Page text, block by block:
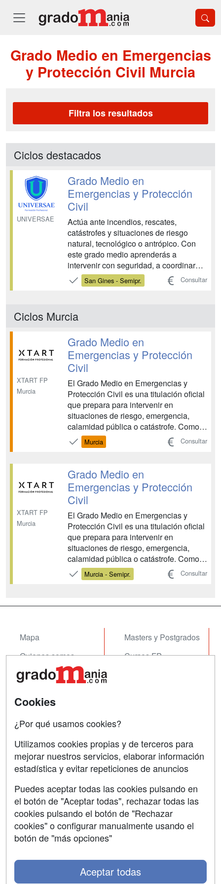
Grado Medio en Emergencias
y Protección Civil Murcia
Filtra los resultados
Ciclos destacados
UNIVERSAE
Grado Medio en
Emergencias y Protección
Civil
Actúa ante incendios, rescates,
catástrofes y situaciones de riesgo
natural, tecnológico o antrópico. Con
este grado medio aprenderás a
intervenir con seguridad, a coordinar
equipos y a aplicar protocolos reales de
actuación en todo tipo de entornos
San Gines - Semipr. Consultar
Ciclos Murcia
XTART FP
Murcia
Grado Medio en
Emergencias y Protección
Civil
El Grado Medio en Emergencias y
Protección Civil es una titulación oficial
que prepara para intervenir en
situaciones de riesgo, emergencia,
calamidad pública o catástrofe. Como
Técnico en Emergencias y Protección
Civil aprenderás a actuar en tareas de
intervención, siempre con el objetivo de
proteger a las...
Murcia Consultar
XTART FP
Murcia
Grado Medio en
Emergencias y Protección
Civil
El Grado Medio en Emergencias y
Protección Civil es una titulación oficial
que prepara para intervenir en
situaciones de riesgo, emergencia,
calamidad pública o catástrofe. Como
Técnico en Emergencias y Protección
Civil aprenderás a actuar en tareas de
Murcia - Semipr. Consultar
Mapa
Quienes somos
Tarifas publicidad
Masters y Postgrados
Cursos FP
Contactar
Confidencialidad
Copyleft
SÍGUENOS EN:
Cookies
¿Por qué usamos cookies?
Utilizamos cookies propias y de terceros para
mejorar nuestros servicios, elaborar información
estadística y evitar repeticiones de anuncios
Puedes aceptar todas las cookies pulsando en
el botón de "Aceptar todas", rechazar todas las
cookies pulsando el botón de "Rechazar
cookies" o configurar manualmente usando el
botón de "más opciones"
Aceptar todas